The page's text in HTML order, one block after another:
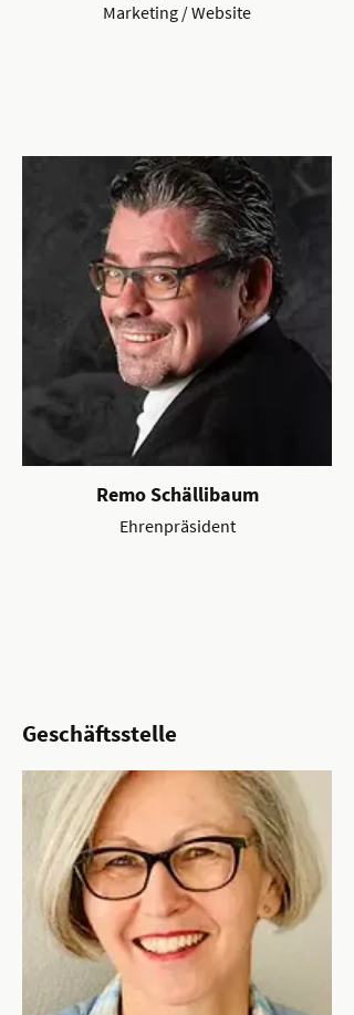
Marketing / Website
Remo Schällibaum
Ehrenpräsident
Geschäftsstelle